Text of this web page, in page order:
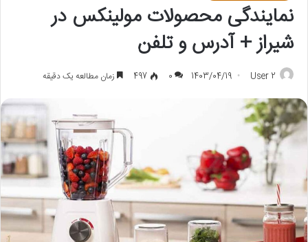
نمایندگی محصولات مولینکس در
شیراز + آدرس و تلفن
User 2
1403/04/19
0
497 زمان مطالعه یک دقیقه